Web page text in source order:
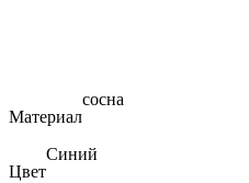
Материал
сосна
Цвет
Синий